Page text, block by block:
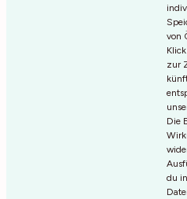
von
zur
Die
du